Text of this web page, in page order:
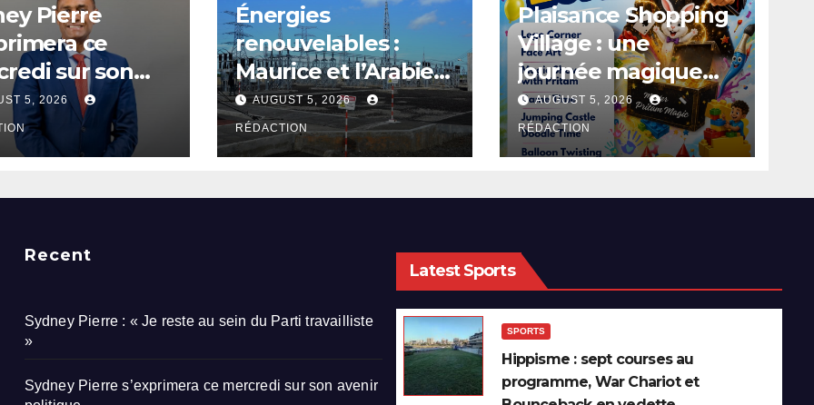
Pierre
ce
sur son
politique
5, 2026
Énergies
renouvelables :
Maurice et l’Arabie
saoudite explorent
de nouvelles
avenues
AUGUST 5, 2026
RÉDACTION
Plaisance Shopping
Village : une
journée magique
attend les enfants
le 8 août
AUGUST 5, 2026
RÉDACTION
Recent
Sydney Pierre : « Je reste au sein du Parti travailliste
»
Sydney Pierre s’exprimera ce mercredi sur son avenir
Latest Sports
SPORTS
Hippisme : sept courses au
programme, War Chariot et